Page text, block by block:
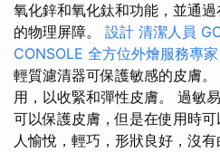
氧化鋅和氧化鈦和功能，並通
的物理屏障。 設計 清潔人員
CONSOLE 全方位外燴服務專家
輕質濾清器可保護敏感的皮膚
用，以收緊和彈性皮膚。 過敏
可以保護皮膚，但是在使用時
人愉悅，輕巧，形狀良好，沒有